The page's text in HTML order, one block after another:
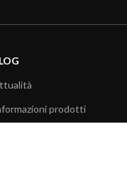
prodotti